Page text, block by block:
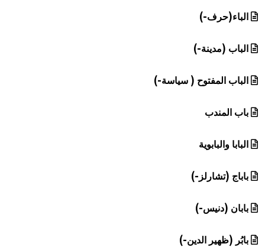
الباء(حرف-)
الباب (مدينة-)
الباب المفتوح ( سياسة-)
باب المندب
البابا والبابوية
باباج (تشارلز-)
بابان (دنيس-)
بابُر (ظهير الدين-)